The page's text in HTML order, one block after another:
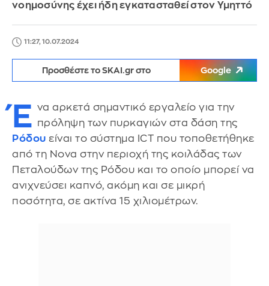
νοημοσύνης έχει ήδη εγκατασταθεί στον Υμηττό
11:27, 10.07.2024
Προσθέστε το SKAI.gr στο Google
Έ να αρκετά σημαντικό εργαλείο για την
πρόληψη των πυρκαγιών στα δάση της
Ρόδου είναι το σύστημα ICT που τοποθετήθηκε
από τη Nova στην περιοχή της κοιλάδας των
Πεταλούδων της Ρόδου και το οποίο μπορεί να
ανιχνεύσει καπνό, ακόμη και σε μικρή
ποσότητα, σε ακτίνα 15 χιλιομέτρων.